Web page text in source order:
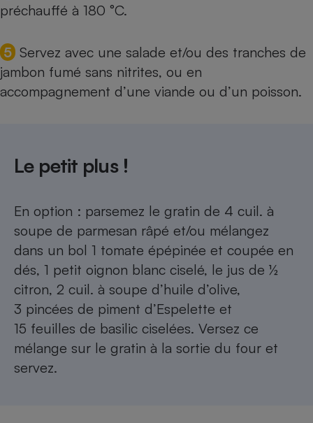
préchauffé à 180 °C.
5 Servez avec une salade et/ou des tranches de
jambon fumé sans nitrites, ou en
accompagnement d’une viande ou d’un poisson.
Le petit plus !
En option : parsemez le gratin de 4 cuil. à
soupe de parmesan râpé et/ou mélangez
dans un bol 1 tomate épépinée et coupée en
dés, 1 petit oignon blanc ciselé, le jus de ½
citron, 2 cuil. à soupe d’huile d’olive,
3 pincées de piment d’Espelette et
15 feuilles de basilic ciselées. Versez ce
mélange sur le gratin à la sortie du four et
servez.